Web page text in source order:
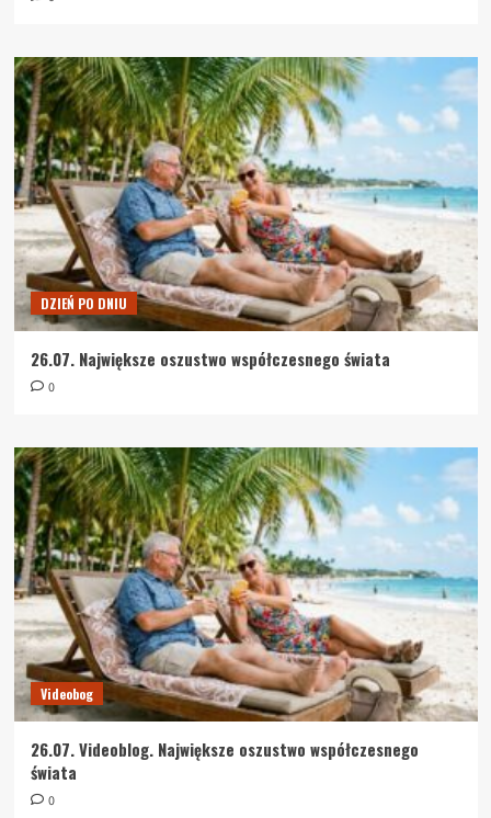
DZIEŃ PO DNIU
26.07. Największe oszustwo współczesnego świata
0
Videobog
26.07. Videoblog. Największe oszustwo współczesnego
świata
0